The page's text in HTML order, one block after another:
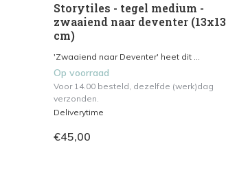
Storytiles - tegel medium -
zwaaiend naar deventer (13x13
cm)
'Zwaaiend naar Deventer' heet dit ...
Op voorraad
Voor 14.00 besteld, dezelfde (werk)dag
verzonden.
Deliverytime
€45,00